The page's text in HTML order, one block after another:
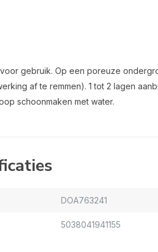
gebruik. Op een poreuze
af te remmen). 1 tot 2 lagen
schoonmaken met water.
DOA763241
5038041941155